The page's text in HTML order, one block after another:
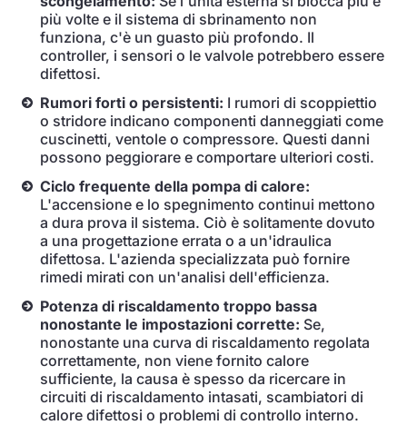
più volte e il sistema di sbrinamento non
funziona, c'è un guasto più profondo. Il
controller, i sensori o le valvole potrebbero essere
difettosi.
Rumori forti o persistenti: I rumori di scoppiettio
o stridore indicano componenti danneggiati come
cuscinetti, ventole o compressore. Questi danni
possono peggiorare e comportare ulteriori costi.
Ciclo frequente della pompa di calore:
L'accensione e lo spegnimento continui mettono
a dura prova il sistema. Ciò è solitamente dovuto
a una progettazione errata o a un'idraulica
difettosa. L'azienda specializzata può fornire
rimedi mirati con un'analisi dell'efficienza.
Potenza di riscaldamento troppo bassa
nonostante le impostazioni corrette: Se,
nonostante una curva di riscaldamento regolata
correttamente, non viene fornito calore
sufficiente, la causa è spesso da ricercare in
circuiti di riscaldamento intasati, scambiatori di
calore difettosi o problemi di controllo interno.